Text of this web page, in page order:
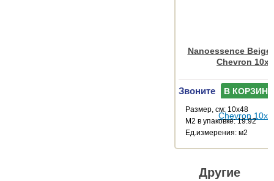
Nanoessence Beige
Chevron
Звоните В КОРЗИНУ
Размер, см: 10x48
М2 в упаковке: 19.92
Ед.измерения: м2
Другие